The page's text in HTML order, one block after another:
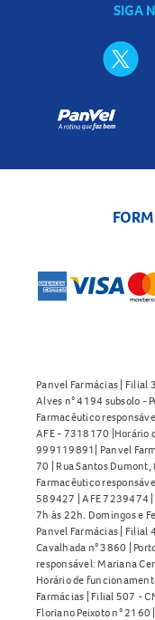
SIGA
Panvel Farmácias |
Alves n° 4194 subsolo -
Farmacêutico
AFE - 7318170 |Horário
999119891| Panvel
70 | Rua Santos Dumont,
Farmacêutico
589427 | AFE 7239474
7h às 22h. Domingos e
Panvel Farmácias |
Cavalhada n° 3860 |
responsável: Mariana
Horário de
Farmácias | Filial 507 -
Floriano Peixoto n°